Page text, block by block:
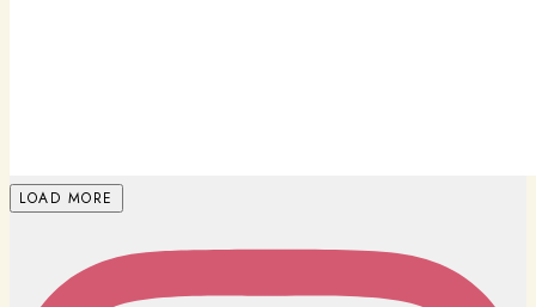
LOAD MORE